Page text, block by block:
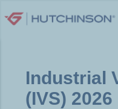
au
Industrial
(IVS) 2026